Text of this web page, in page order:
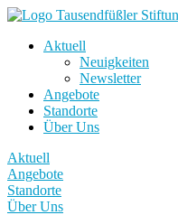
Aktuell
Neuigkeiten
Newsletter
Angebote
Standorte
Über Uns
Aktuell
Angebote
Standorte
Über Uns